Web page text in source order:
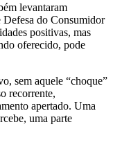
levantaram
Defesa do Consumidor
positivas, mas
oferecido, pode
sem aquele “choque”
recorrente,
apertado. Uma
uma parte